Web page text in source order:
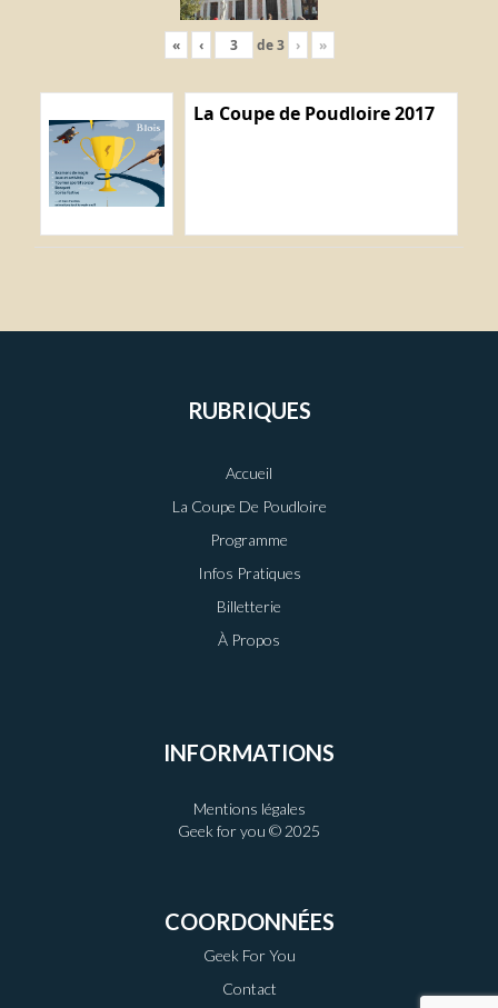
« ‹ de3 › »
La Coupe de Poudloire 2017
RUBRIQUES
Accueil
La Coupe De Poudloire
Programme
Infos Pratiques
Billetterie
À Propos
INFORMATIONS
Mentions légales
Geek for you © 2025
COORDONNÉES
Geek For You
Contact